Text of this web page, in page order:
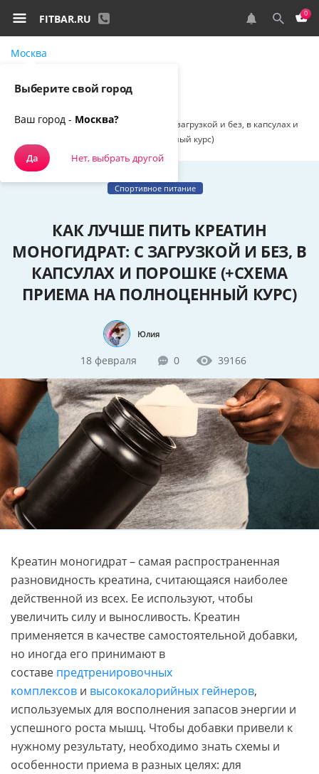
FITBAR.RU 0
Москва
Как лучше пить креатин моногидрат: с загрузкой и без, в капсулах и
порошке (+схема приема на полноценный курс)
Спортивное питание
КАК ЛУЧШЕ ПИТЬ КРЕАТИН
МОНОГИДРАТ: С ЗАГРУЗКОЙ И БЕЗ, В
КАПСУЛАХ И ПОРОШКЕ (+СХЕМА
ПРИЕМА НА ПОЛНОЦЕННЫЙ КУРС)
Юлия
18 февраля 0 39166
Креатин моногидрат – самая распространенная
разновидность креатина, считающаяся наиболее
действенной из всех. Ее используют, чтобы
увеличить силу и выносливость. Креатин
применяется в качестве самостоятельной добавки,
но иногда его принимают в
составе предтренировочных
комплексов и высококалорийных гейнеров,
используемых для восполнения запасов энергии и
успешного роста мышц. Чтобы добавки привели к
нужному результату, необходимо знать схемы и
особенности приема в разных целях: для
Выберите свой город
Ваш город - Москва?
Да Нет, выбрать другой